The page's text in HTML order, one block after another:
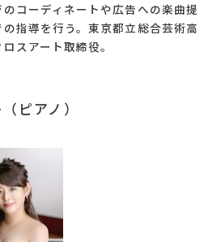
コーディネートや広告への楽曲提
指導を行う。東京都立総合芸術高
スアート取締役。
（ピアノ）